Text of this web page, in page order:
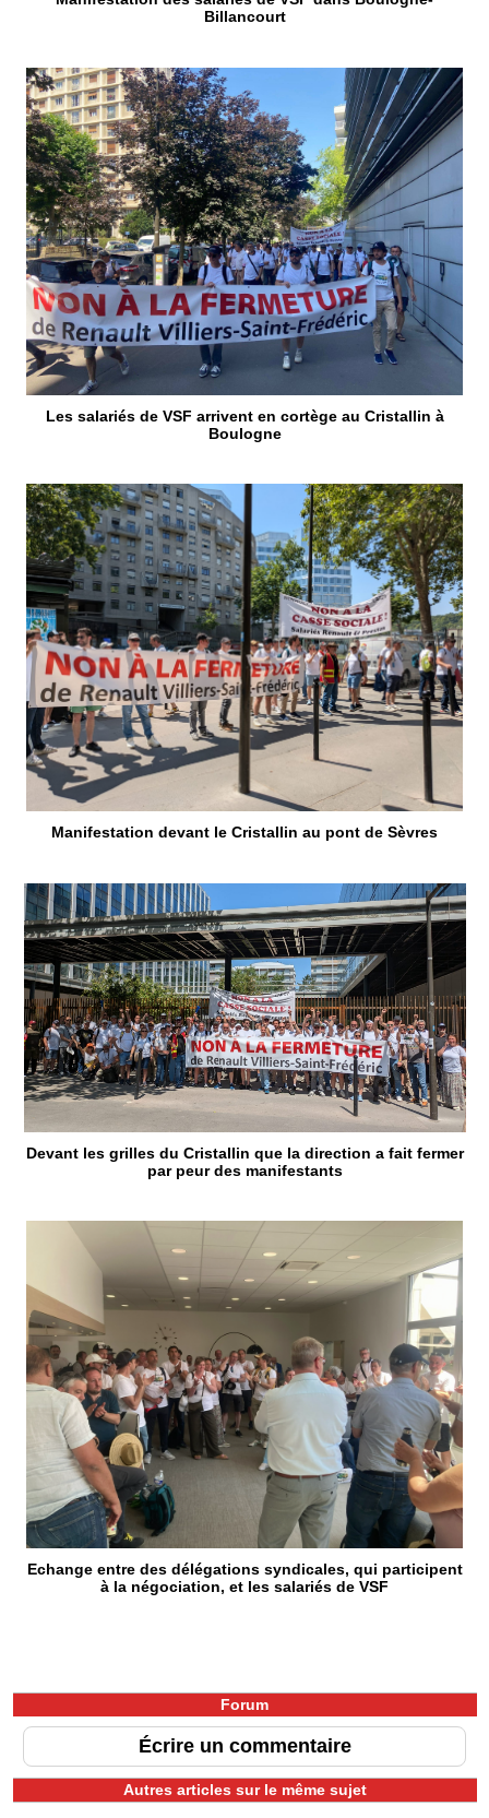
Billancourt
Les salariés de VSF arrivent en cortège au Cristallin à
Boulogne
Manifestation devant le Cristallin au pont de Sèvres
Devant les grilles du Cristallin que la direction a fait fermer
par peur des manifestants
Echange entre des délégations syndicales, qui participent
à la négociation, et les salariés de VSF
Forum
Écrire un commentaire
Autres articles sur le même sujet